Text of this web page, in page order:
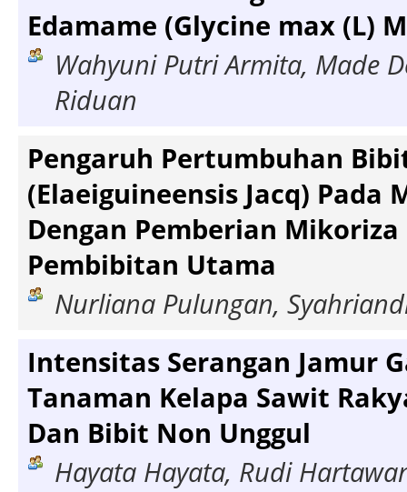
Edamame (Glycine max (L)
Wahyuni Putri Armita, Made
Riduan
Pengaruh Pertumbuhan
(Elaeiguineensis Jacq) Pada
Dengan Pemberian Mikoriza
Pembibitan Utama
Nurliana Pulungan,
Intensitas Serangan Jamur
Tanaman Kelapa Sawit
Dan Bibit Non Unggul
Hayata Hayata, Rudi